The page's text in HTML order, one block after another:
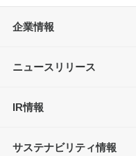
企業情報
ニュースリリース
IR情報
サステナビリティ情報